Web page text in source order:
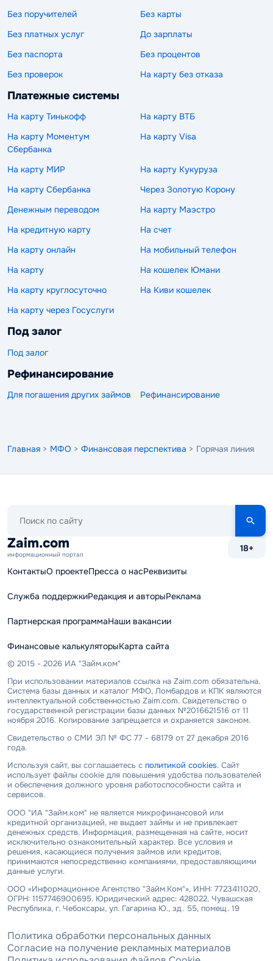
Без поручителей
Без карты
Без платных услуг
До зарплаты
Без паспорта
Без процентов
Без проверок
На карту без отказа
Платежные системы
На карту Тинькофф
На карту ВТБ
На карту Моментум
Сбербанка
На карту Visa
На карту МИР
На карту Кукуруза
На карту Сбербанка
Через Золотую Корону
Денежным переводом
На карту Маэстро
На кредитную карту
На счет
На карту онлайн
На мобильный телефон
На карту
На кошелек Юмани
На карту круглосуточно
На Киви кошелек
На карту через Госуслуги
Под залог
Под залог
Рефинансирование
Для погашения других займов Рефинансирование
Главная > МФО > Финансовая перспектива > Горячая линия
сайту
Zaim.com
информационный портал
18+
КонтактыО проектеПресса о насРеквизиты
Служба поддержкиРедакция и авторыРеклама
Партнерская программаНаши вакансии
Финансовые калькуляторыКарта сайта
© 2015 - 2026 ИА "Займ.ком"
При использовании материалов ссылка на Zaim.com обязательна.
Система базы данных и каталог МФО, Ломбардов и КПК являются
интеллектуальной собственностью Zaim.com. Свидетельство о
государственной регистрации базы данных №2016621516 от 11
ноября 2016. Копирование запрещается и охраняется законом.
Свидетельство о СМИ ЭЛ № ФС 77 - 68179 от 27 декабря 2016
года.
Используя сайт, вы соглашаетесь с политикой cookies. Сайт
использует файлы cookie для повышения удобства пользователей
и обеспечения должного уровня работоспособности сайта и
сервисов.
ООО "ИА "Займ.ком" не является микрофинансовой или
кредитной организацией, не выдает займы и не привлекает
денежных средств. Информация, размещенная на сайте, носит
исключительно ознакомительный характер. Все условия и
решения, касающиеся получения займов или кредитов,
принимаются непосредственно компаниями, предоставляющими
данные услуги.
ООО «Информационное Агентство "Займ.Ком"», ИНН: 7723411020,
ОГРН: 1157746900695. Юридический адрес: 428022, Чувашская
Республика, г. Чебоксары, ул. Гагарина Ю., зд. 55, помещ. 19
Политика обработки персональных данных
Согласие на получение рекламных материалов